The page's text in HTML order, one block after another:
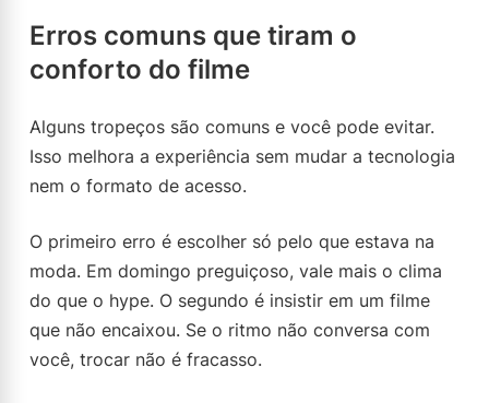
Erros comuns que tiram o
conforto do filme
Alguns tropeços são comuns e você pode evitar.
Isso melhora a experiência sem mudar a tecnologia
nem o formato de acesso.
O primeiro erro é escolher só pelo que estava na
moda. Em domingo preguiçoso, vale mais o clima
do que o hype. O segundo é insistir em um filme
que não encaixou. Se o ritmo não conversa com
você, trocar não é fracasso.